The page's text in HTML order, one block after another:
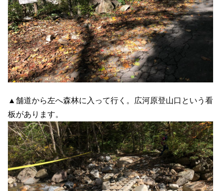
▲舗道から左へ森林に入って行く。広河原登山口という看
板があります。